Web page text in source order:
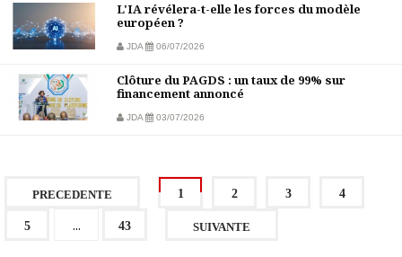
L'IA révélera-t-elle les forces du modèle
européen ?
JDA 06/07/2026
Clôture du PAGDS : un taux de 99% sur
financement annoncé
JDA 03/07/2026
PRECEDENTE 1 2 3 4
5 ... 43 SUIVANTE